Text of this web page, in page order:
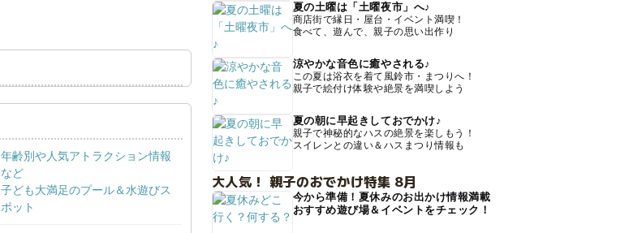
年齢別や人気アトラクション情報
など
子ども大満足のプール＆水遊びス
ポット
夏の土曜は「土曜夜市」へ♪
商店街で縁日・屋台・イベント満喫！
食べて、遊んで、親子の思い出作り
涼やかな音色に癒やされる♪
この夏は浴衣を着て風鈴市・まつりへ！
親子で絵付け体験や絶景を満喫しよう
夏の朝に早起きしておでかけ♪
親子で神秘的なハスの絶景を楽しもう！
スイレンとの違い＆ハスまつり情報も
大人気！ 親子のおでかけ特集 8月
今から準備！夏休みのお出かけ情報満載
おすすめ遊び場＆イベントをチェック！